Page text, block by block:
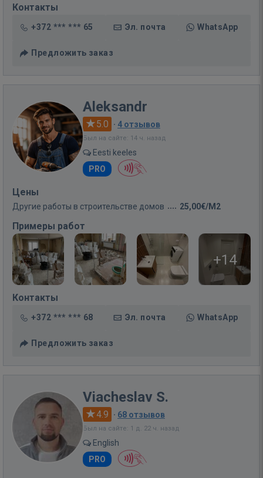
Контакты
+372 *** *** 65 Эл. почта WhatsApp
Предложить заказ
Aleksandr
5.0 · 4 отзывов
Был на сайте: 14 ч. назад
Eesti keeles
PRO
Цены
Другие работы в строительстве домов 25,00€/M2
Примеры работ
+14
Контакты
+372 *** *** 68 Эл. почта WhatsApp
Предложить заказ
Viacheslav S.
4.9 · 68 отзывов
Был на сайте: 1 д. 22 ч. назад
English
PRO